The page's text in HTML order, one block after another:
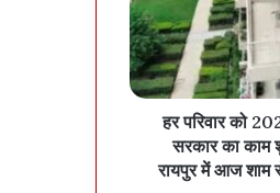
हर परिवार को
सरकार का काम
रायपुर में आज शाम